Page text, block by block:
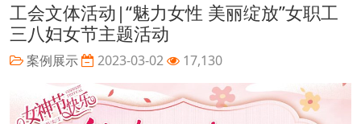
工会文体活动|“魅力女性 美丽绽放”女职工
三八妇女节主题活动
案例展示 2023-03-02 17,130